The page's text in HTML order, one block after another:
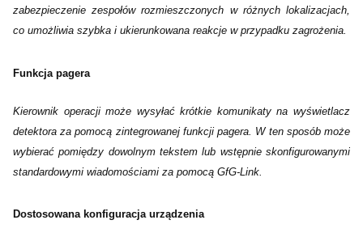
zabezpieczenie zespołów rozmieszczonych w różnych lokalizacjach,
co umożliwia szybka i ukierunkowana reakcje w przypadku zagrożenia.
Funkcja pagera
Kierownik operacji może wysyłać krótkie komunikaty na wyświetlacz
detektora za pomocą zintegrowanej funkcji pagera. W ten sposób może
wybierać pomiędzy dowolnym tekstem lub wstępnie skonfigurowanymi
standardowymi wiadomościami za pomocą GfG-Link.
Dostosowana konfiguracja urządzenia